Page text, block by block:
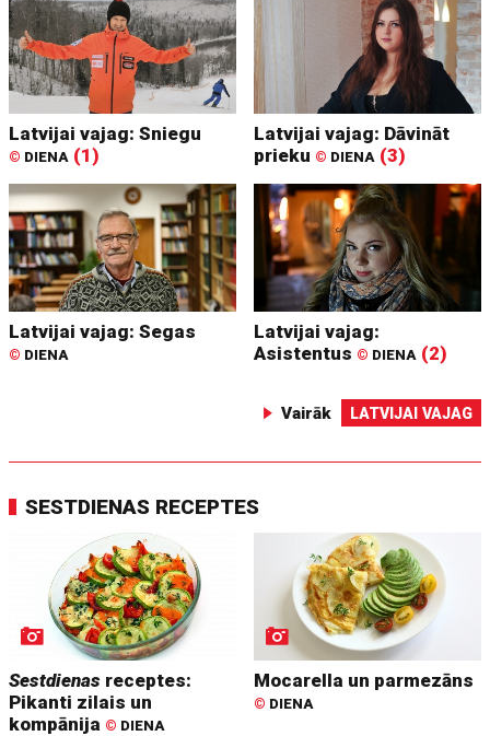
Latvijai vajag: Sniegu
© DIENA (1)
Latvijai vajag: Dāvināt
prieku © DIENA (3)
Latvijai vajag: Segas
© DIENA
Latvijai vajag:
Asistentus © DIENA (2)
Vairāk LATVIJAI VAJAG
SESTDIENAS RECEPTES
Sestdienas receptes:
Pikanti zilais un
kompānija © DIENA
Mocarella un parmezāns
© DIENA